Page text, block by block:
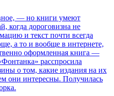
— но книги умеют
когда дороговизна не
и текст почти всегда
а то и вообще в интернете,
оформленная книга —
расспросила
о том, какие издания на их
они интересны. Получилась